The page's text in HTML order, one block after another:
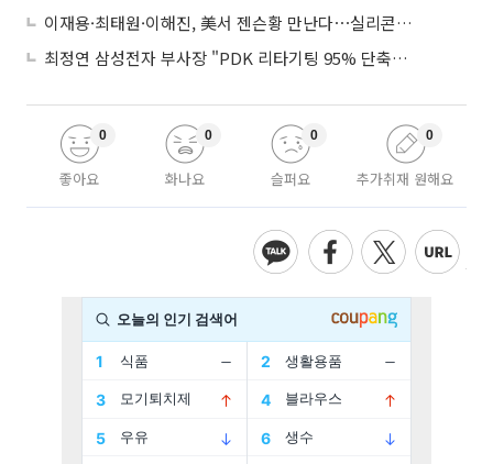
이재용·최태원·이해진, 美서 젠슨황 만난다⋯실리콘밸리 집결하는 AI리더
최정연 삼성전자 부사장 "PDK 리타기팅 95% 단축…에이전트 AI 시범 활용"
좋아요
0
화나요
0
슬퍼요
0
추가취재 원해요
0